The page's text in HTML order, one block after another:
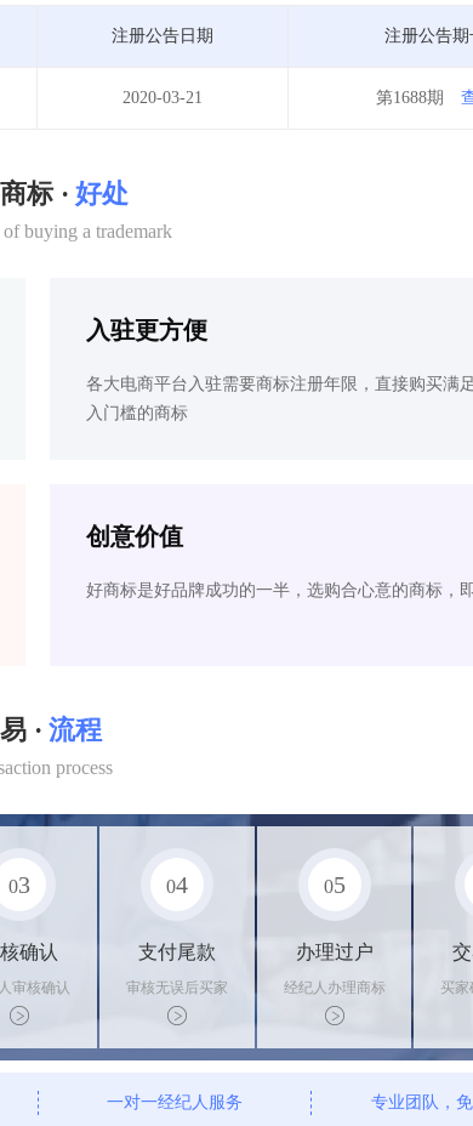
注册公告日期 注册公告期
2020-03-21 第1688期
标 · 好处
buying a trademark
入驻更方便
各大电商平台入驻需要商标注册年限，直接购买满
入门槛的商标
创意价值
好商标是好品牌成功的一半，选购合心意的商标，
· 流程
process
03
确认
审核确认
商标状态
04
支付尾款
审核无误后买家
支付尾款，卖家
办理相关手续
05
办理过户
经纪人办理商标
转让手续，交付
相关证书
买家
料
资
一对一经纪人服务 专业团队，